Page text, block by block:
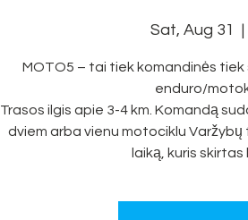
Sat, Aug 31
  |
MOTO5 – tai tiek komandinės
enduro/
Trasos ilgis apie 3-4 km. Komandą
dviem arba vienu motociklu
laiką, kuris skirtas